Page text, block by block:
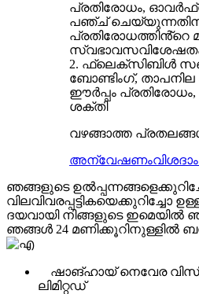
പ്രതിരോധം,
പഞ്ച്
പ്രതിരോധത്തിൻ്റെ
2. ഫ്ലെക്‌സിബിൾ
ബോണ്ടിംഗ്, താപനില
ഈർപ്പം
ശക്തി
വഴങ്ങാത്ത
അന്വേഷണം
ഞങ്ങളുടെ
ദയവായി നിങ്ങളുടെ
ഞങ്ങൾ 24 മണിക്കൂറിനുള്ളിൽ
ഷാങ്ഹായ് നെവേര
ലിമിറ്റഡ്